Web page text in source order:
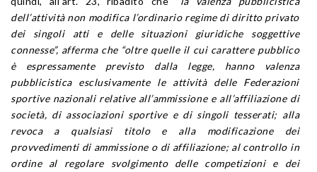
dell’attività non modifica l’ordinario regime di diritto privato
dei singoli atti e delle situazioni giuridiche soggettive
connesse”, afferma che “oltre quelle il cui carattere pubblico
è espressamente previsto dalla legge, hanno valenza
pubblicistica esclusivamente le attività delle Federazioni
sportive nazionali relative all’ammissione e all’affiliazione di
società, di associazioni sportive e di singoli tesserati; alla
revoca a qualsiasi titolo e alla modificazione dei
provvedimenti di ammissione o di affiliazione; al controllo in
ordine al regolare svolgimento delle competizioni e dei